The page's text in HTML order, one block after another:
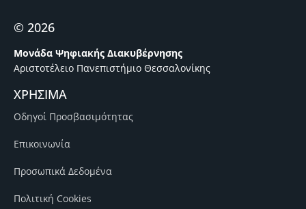
© 2026
Μονάδα Ψηφιακής Διακυβέρνησης
Αριστοτέλειο Πανεπιστήμιο Θεσσαλονίκης
ΧΡΗΣΙΜΑ
Οδηγοί Προσβασιμότητας
Επικοινωνία
Προσωπικά Δεδομένα
Πολιτική Cookies